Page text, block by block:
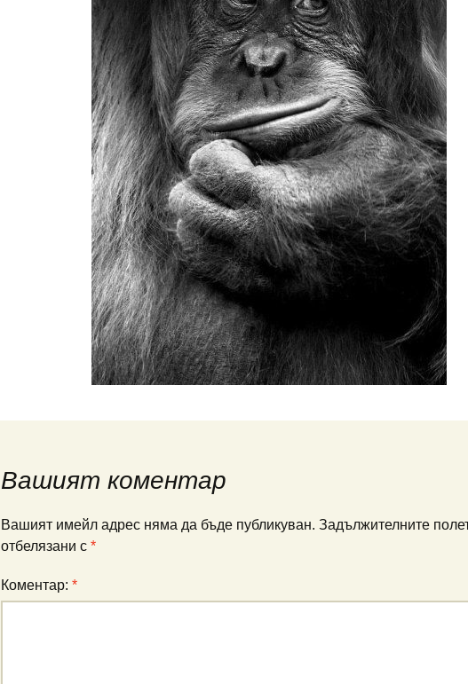
Вашият коментар
Вашият имейл адрес няма да бъде публикуван. Задължителните
отбелязани с *
Коментар: *